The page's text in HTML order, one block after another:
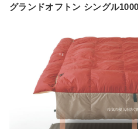
グランドオフトン シングル